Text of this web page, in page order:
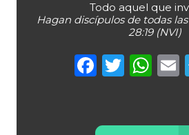
Todo aquel que
Hagan discípulos de todas
28:19 (NVI)